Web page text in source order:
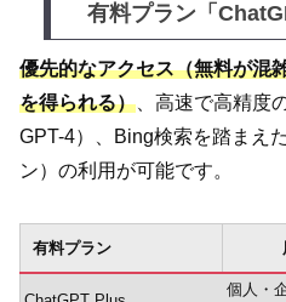
有料プラン「
優先的なアクセス（無料が混
を得られる） 、高速で高精度
GPT-4）、Bing検索を踏まえ
ン）の利用が可能です。
有料プラン
個人・